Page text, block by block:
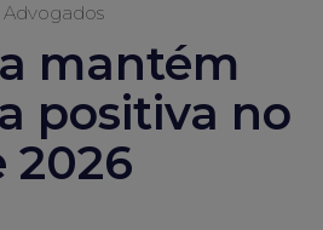
Advogados
mantém
positiva no
2026